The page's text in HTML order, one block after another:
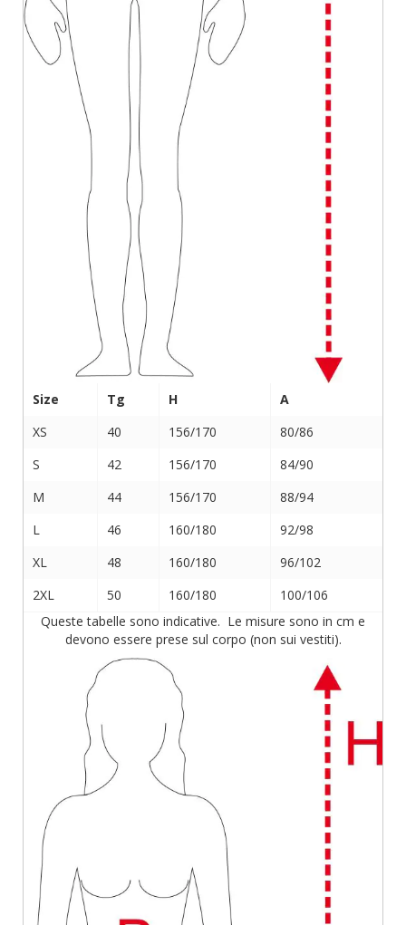
Size Tg H
A
XS
40 156/170
80/86
S
42 156/170
84/90
M
44 156/170
88/94
L
46 160/180
92/98
XL
48 160/180
96/102
2XL
50 160/180
100/106
Queste tabelle sono indicative. Le misure sono in cm e
devono essere prese sul corpo (non sui vestiti).